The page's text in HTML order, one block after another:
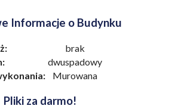
Informacje o Budynku
brak
dwuspadowy
Murowana
Pliki za darmo!